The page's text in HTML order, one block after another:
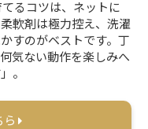
るコツは、ネットに
軟剤は極力控え、洗濯
すのがベストです。丁
気ない動作を楽しみへ
。